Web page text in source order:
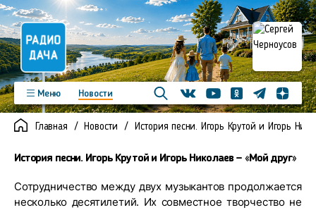
Меню
Новости
Программы
Подкасты
Новинки
Фото
Видео
Реклама
Контакты
ВконтактеYoutubeОдноклассники
ТелеграмЯндекс
Главная Новости История песни. Игорь Крутой и Игорь
История песни. Игорь Крутой и Игорь Николаев — «Мой друг»
Сотрудничество между двух музыкантов продолжается
несколько десятилетий. Их совместное творчество не